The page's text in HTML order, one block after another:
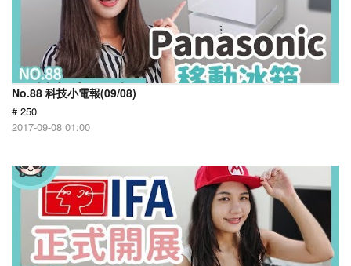
No.88 科技小電報(09/08)
# 250
2017-09-08 01:00